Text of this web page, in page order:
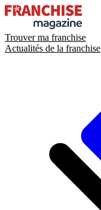
Trouver ma franchise
Actualités de la franchise